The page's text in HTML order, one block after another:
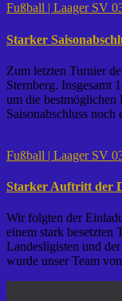
Fußball | Laager SV
Starker
Zum letzten Turnier
Sternberg. Insgesamt
um die
Saisonabschluss noch
Fußball | Laager SV
Starker Auftritt der
Wir folgten der
einem stark besetzten
Landesligisten und
wurde unser Team